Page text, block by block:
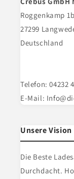
Roggenkamp 1b
27299
Deutschland
Telefon: 04232
E-Mail:
Unsere Vision
Die Beste
Durchdacht.